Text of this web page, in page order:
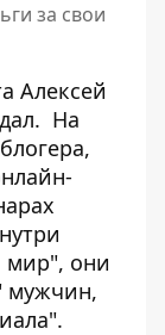
за свои
Алексей
На
мир", они
мужчин,